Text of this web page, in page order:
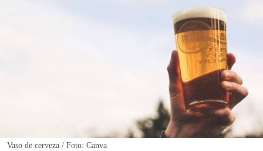
Vaso de cerveza / Foto: Canva